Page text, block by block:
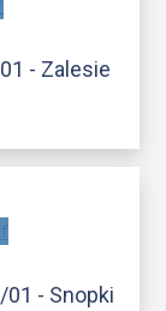
- Zalesie
- Snopki